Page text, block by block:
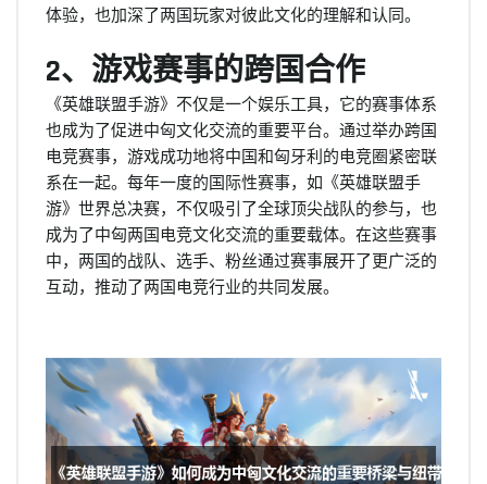
体验，也加深了两国玩家对彼此文化的理解和认同。
2、游戏赛事的跨国合作
《英雄联盟手游》不仅是一个娱乐工具，它的赛事体系
也成为了促进中匈文化交流的重要平台。通过举办跨国
电竞赛事，游戏成功地将中国和匈牙利的电竞圈紧密联
系在一起。每年一度的国际性赛事，如《英雄联盟手
游》世界总决赛，不仅吸引了全球顶尖战队的参与，也
成为了中匈两国电竞文化交流的重要载体。在这些赛事
中，两国的战队、选手、粉丝通过赛事展开了更广泛的
互动，推动了两国电竞行业的共同发展。